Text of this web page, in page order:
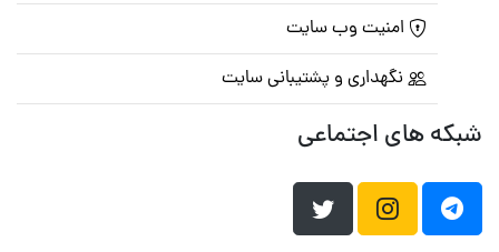
امنیت وب سایت
نگهداری و پشتیبانی سایت
شبکه های اجتماعی